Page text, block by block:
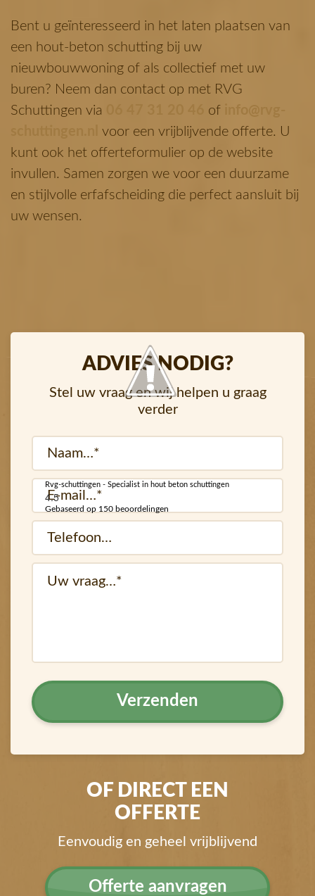
Bent u geïnteresseerd in het laten plaatsen van
een hout-beton schutting bij uw
nieuwbouwwoning of als collectief met uw
buren? Neem dan contact op met RVG
Schuttingen via
of
voor een vrijblijvende offerte. U
kunt ook het offerteformulier op de website
invullen. Samen zorgen we voor een duurzame
en stijlvolle erfafscheiding die perfect aansluit bij
uw wensen.
ADVIES NODIG?
Stel uw vraag en wij helpen u graag
verder
Naam
(Vereist)
mail
(Vereist)
Telefoon…
(Vereist)
Rvg-schuttingen - Specialist in hout beton schuttingen
4.5
Gebaseerd op 150 beoordelingen
OF DIRECT EEN
OFFERTE
Eenvoudig en geheel vrijblijvend
Offerte aanvragen